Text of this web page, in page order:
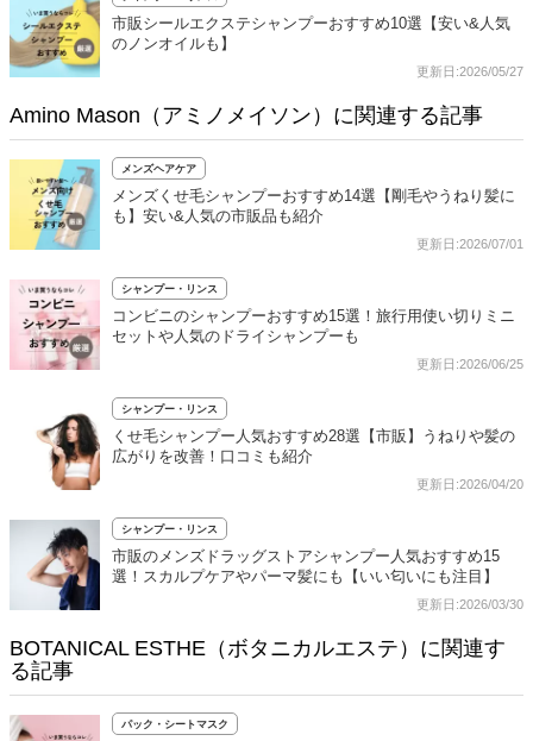
市販シールエクステシャンプーおすすめ10選【安い&人気
のノンオイルも】
更新日:2026/05/27
Amino Mason（アミノメイソン）に関連する記事
メンズヘアケア
メンズくせ毛シャンプーおすすめ14選【剛毛やうねり髪に
も】安い&人気の市販品も紹介
更新日:2026/07/01
シャンプー・リンス
コンビニのシャンプーおすすめ15選！旅行用使い切りミニ
セットや人気のドライシャンプーも
更新日:2026/06/25
シャンプー・リンス
くせ毛シャンプー人気おすすめ28選【市販】うねりや髪の
広がりを改善！口コミも紹介
更新日:2026/04/20
シャンプー・リンス
市販のメンズドラッグストアシャンプー人気おすすめ15
選！スカルプケアやパーマ髪にも【いい匂いにも注目】
更新日:2026/03/30
BOTANICAL ESTHE（ボタニカルエステ）に関連す
る記事
パック・シートマスク